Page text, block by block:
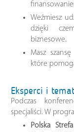
Weźmiesz
dzięki
biznesowe.
Masz
które
Eksperci i
Podczas
specjaliści. W
Polska